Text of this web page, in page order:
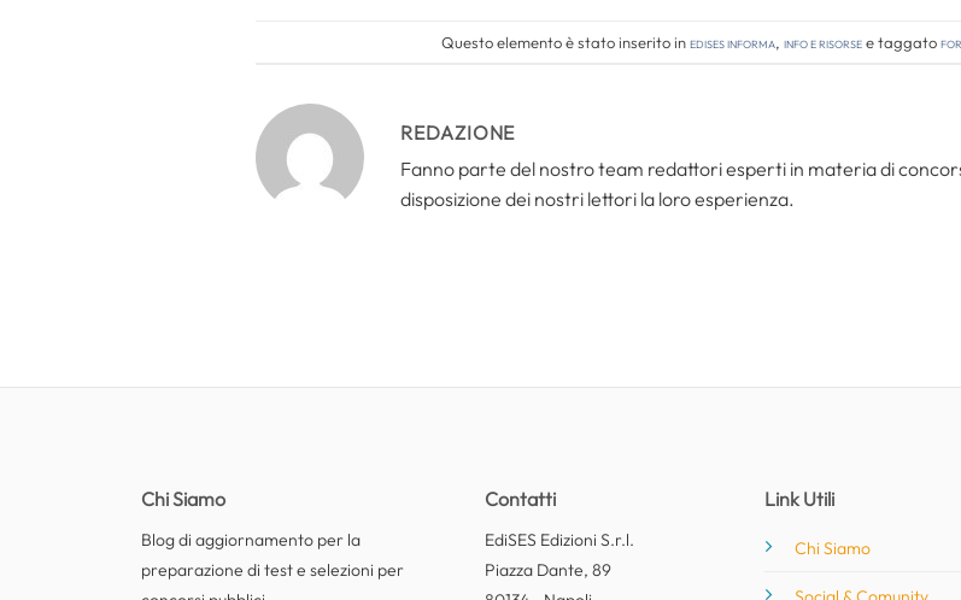
Questo elemento è stato inserito inEdises informa, Info e risorsee taggato
REDAZIONE
Fanno parte del nostro team redattori esperti in materia di
disposizione dei nostri lettori la loro esperienza.
Chi Siamo
Blog di aggiornamento per la
preparazione di test e selezioni per
Contatti
EdiSES Edizioni S.r.l.
Piazza Dante, 89
Link Utili
Chi Siamo